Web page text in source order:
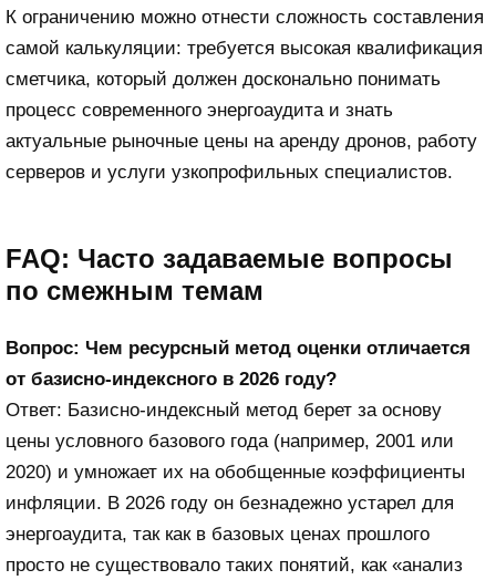
К ограничению можно отнести сложность составления
самой калькуляции: требуется высокая квалификация
сметчика, который должен досконально понимать
процесс современного энергоаудита и знать
актуальные рыночные цены на аренду дронов, работу
серверов и услуги узкопрофильных специалистов.
FAQ: Часто задаваемые вопросы
по смежным темам
Вопрос: Чем ресурсный метод оценки отличается
от базисно-индексного в 2026 году?
Ответ: Базисно-индексный метод берет за основу
цены условного базового года (например, 2001 или
2020) и умножает их на обобщенные коэффициенты
инфляции. В 2026 году он безнадежно устарел для
энергоаудита, так как в базовых ценах прошлого
просто не существовало таких понятий, как «анализ